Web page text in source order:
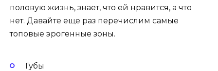
половую жизнь, знает, что ей нравится, а что
нет. Давайте еще раз перечислим самые
топовые эрогенные зоны.
Губы